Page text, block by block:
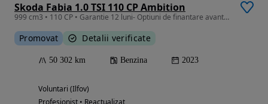
Skoda Fabia 1.0 TSI 110 CP Ambition
999 cm3 • 110 CP • Garantie 12 luni- Optiuni de finantare avantajoase
Promovat Detalii verificate
50 302 km Benzina 2023
Voluntari (Ilfov)